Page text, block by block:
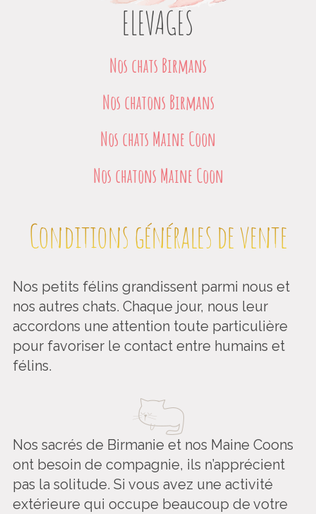
ELEVAGES
Nos chats Birmans
Nos chatons Birmans
Nos chats Maine Coon
Nos chatons Maine Coon
Conditions générales de vente
Nos petits félins grandissent parmi nous et
nos autres chats. Chaque jour, nous leur
accordons une attention toute particulière
pour favoriser le contact entre humains et
félins.
Nos sacrés de Birmanie et nos Maine Coons
ont besoin de compagnie, ils n’apprécient
pas la solitude. Si vous avez une activité
extérieure qui occupe beaucoup de votre